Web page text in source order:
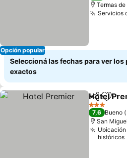
Opción popular
Termas
Servicios
Seleccioná las fechas para ver los
exactos
Compartir
Hotel
3 Estrellas
7,6 Bueno
San
históricos